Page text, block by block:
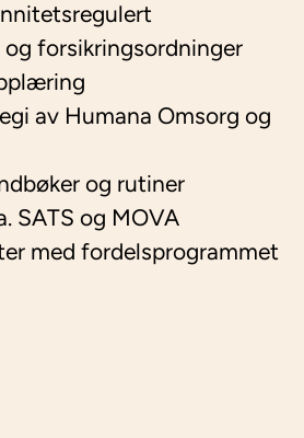
forsikringsordninger
av Humana Omsorg og
og rutiner
SATS og MOVA
med fordelsprogrammet